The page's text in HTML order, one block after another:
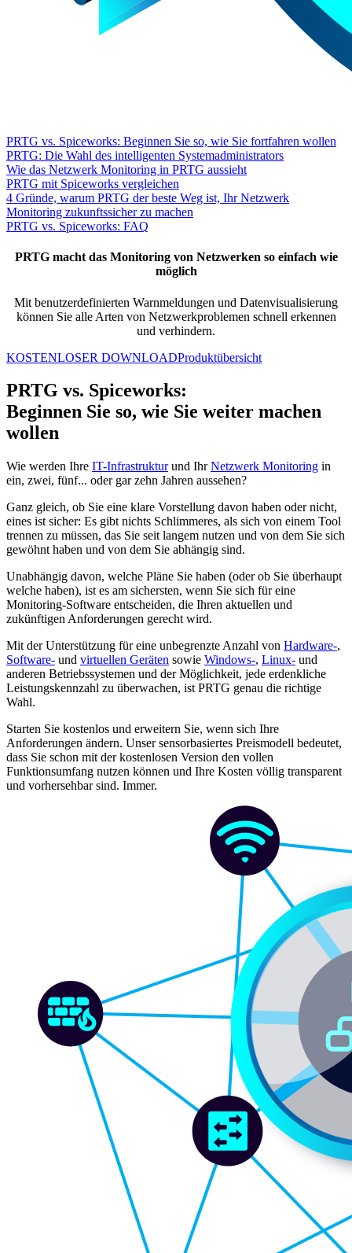
PRTG vs. Spiceworks: Beginnen Sie so, wie Sie fortfahren wollen
PRTG: Die Wahl des intelligenten Systemadministrators
Wie das Netzwerk Monitoring in PRTG aussieht
PRTG mit Spiceworks vergleichen
4 Gründe, warum PRTG der beste Weg ist, Ihr Netzwerk
Monitoring zukunftssicher zu machen
PRTG vs. Spiceworks: FAQ
PRTG macht das Monitoring von Netzwerken so einfach wie
möglich
Mit benutzerdefinierten Warnmeldungen und Datenvisualisierung
können Sie alle Arten von Netzwerkproblemen schnell erkennen
und verhindern.
KOSTENLOSER DOWNLOADProduktübersicht
PRTG vs. Spiceworks:
Beginnen Sie so, wie Sie weiter machen
wollen
Wie werden Ihre IT-Infrastrukturund IhrNetzwerk Monitoring in
ein, zwei, fünf... oder gar zehn Jahren aussehen?
Ganz gleich, ob Sie eine klare Vorstellung davon haben oder nicht,
eines ist sicher: Es gibt nichts Schlimmeres, als sich von einem Tool
trennen zu müssen, das Sie seit langem nutzen und von dem Sie sich
gewöhnt haben und von dem Sie abhängig sind.
Unabhängig davon, welche Pläne Sie haben (oder ob Sie überhaupt
welche haben), ist es am sichersten, wenn Sie sich für eine
Monitoring-Software entscheiden, die Ihren aktuellen und
zukünftigen Anforderungen gerecht wird.
Mit der Unterstützung für eine unbegrenzte Anzahl von Hardware-,
Software- und virtuellen Geräten sowie Windows-, Linux- und
anderen Betriebssystemen und der Möglichkeit, jede erdenkliche
Leistungskennzahl zu überwachen, ist PRTG genau die richtige
Wahl.
Starten Sie kostenlos und erweitern Sie, wenn sich Ihre
Anforderungen ändern. Unser sensorbasiertes Preismodell bedeutet,
dass Sie schon mit der kostenlosen Version den vollen
Funktionsumfang nutzen können und Ihre Kosten völlig transparent
und vorhersehbar sind. Immer.